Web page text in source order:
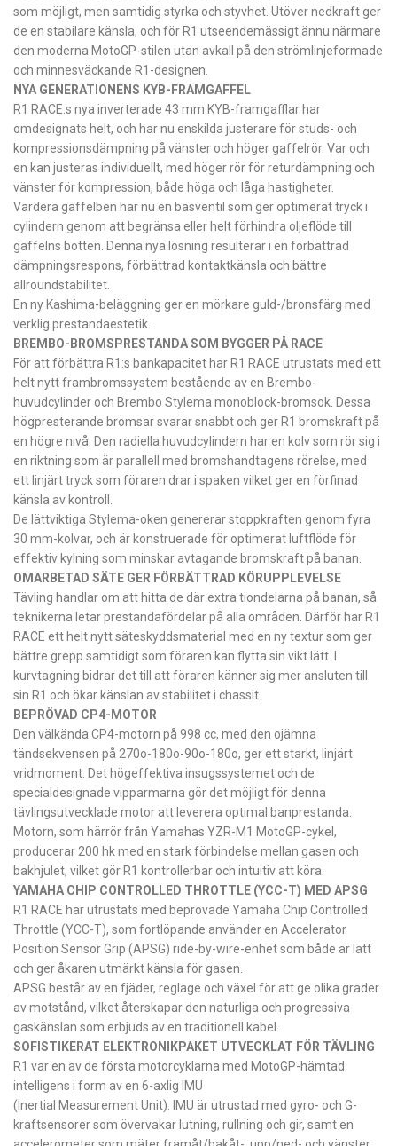
som möjligt, men samtidig styrka och styvhet. Utöver nedkraft ger
de en stabilare känsla, och för R1 utseendemässigt ännu närmare
den moderna MotoGP-stilen utan avkall på den strömlinjeformade
och minnesväckande R1-designen.
NYA GENERATIONENS KYB-FRAMGAFFEL
R1 RACE:s nya inverterade 43 mm KYB-framgafflar har
omdesignats helt, och har nu enskilda justerare för studs- och
kompressionsdämpning på vänster och höger gaffelrör. Var och
en kan justeras individuellt, med höger rör för returdämpning och
vänster för kompression, både höga och låga hastigheter.
Vardera gaffelben har nu en basventil som ger optimerat tryck i
cylindern genom att begränsa eller helt förhindra oljeflöde till
gaffelns botten. Denna nya lösning resulterar i en förbättrad
dämpningsrespons, förbättrad kontaktkänsla och bättre
allroundstabilitet.
En ny Kashima-beläggning ger en mörkare guld-/bronsfärg med
verklig prestandaestetik.
BREMBO-BROMSPRESTANDA SOM BYGGER PÅ RACE
För att förbättra R1:s bankapacitet har R1 RACE utrustats med ett
helt nytt frambromssystem bestående av en Brembo-
huvudcylinder och Brembo Stylema monoblock-bromsok. Dessa
högpresterande bromsar svarar snabbt och ger R1 bromskraft på
en högre nivå. Den radiella huvudcylindern har en kolv som rör sig i
en riktning som är parallell med bromshandtagens rörelse, med
ett linjärt tryck som föraren drar i spaken vilket ger en förfinad
känsla av kontroll.
De lättviktiga Stylema-oken genererar stoppkraften genom fyra
30 mm-kolvar, och är konstruerade för optimerat luftflöde för
effektiv kylning som minskar avtagande bromskraft på banan.
OMARBETAD SÄTE GER FÖRBÄTTRAD KÖRUPPLEVELSE
Tävling handlar om att hitta de där extra tiondelarna på banan, så
teknikerna letar prestandafördelar på alla områden. Därför har R1
RACE ett helt nytt säteskyddsmaterial med en ny textur som ger
bättre grepp samtidigt som föraren kan flytta sin vikt lätt. I
kurvtagning bidrar det till att föraren känner sig mer ansluten till
sin R1 och ökar känslan av stabilitet i chassit.
BEPRÖVAD CP4-MOTOR
Den välkända CP4-motorn på 998 cc, med den ojämna
tändsekvensen på 270o-180o-90o-180o, ger ett starkt, linjärt
vridmoment. Det högeffektiva insugssystemet och de
specialdesignade vipparmarna gör det möjligt för denna
tävlingsutvecklade motor att leverera optimal banprestanda.
Motorn, som härrör från Yamahas YZR-M1 MotoGP-cykel,
producerar 200 hk med en stark förbindelse mellan gasen och
bakhjulet, vilket gör R1 kontrollerbar och intuitiv att köra.
YAMAHA CHIP CONTROLLED THROTTLE (YCC-T) MED APSG
R1 RACE har utrustats med beprövade Yamaha Chip Controlled
Throttle (YCC-T), som fortlöpande använder en Accelerator
Position Sensor Grip (APSG) ride-by-wire-enhet som både är lätt
och ger åkaren utmärkt känsla för gasen.
APSG består av en fjäder, reglage och växel för att ge olika grader
av motstånd, vilket återskapar den naturliga och progressiva
gaskänslan som erbjuds av en traditionell kabel.
SOFISTIKERAT ELEKTRONIKPAKET UTVECKLAT FÖR TÄVLING
R1 var en av de första motorcyklarna med MotoGP-hämtad
intelligens i form av en 6-axlig IMU
(Inertial Measurement Unit). IMU är utrustad med gyro- och G-
kraftsensorer som övervakar lutning, rullning och gir, samt en